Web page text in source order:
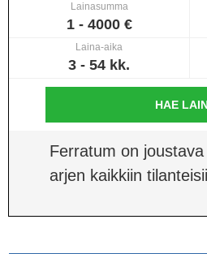
Lainasumma
1 - 4000 €
Laina-aika
3 - 54 kk.
HAE
Ferratum on
arjen kaikkiin